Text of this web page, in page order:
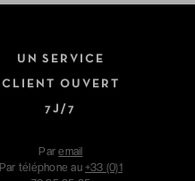
UN SERVICE
CLIENT OUVERT
7J/7
Paremail
Par téléphone au +33 (0)1